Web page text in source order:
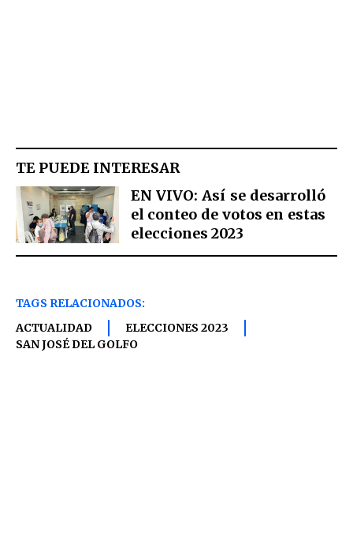
TE PUEDE INTERESAR
EN VIVO: Así se desarrolló
el conteo de votos en estas
elecciones 2023
TAGS RELACIONADOS:
ACTUALIDAD
ELECCIONES 2023
SAN JOSÉ DEL GOLFO